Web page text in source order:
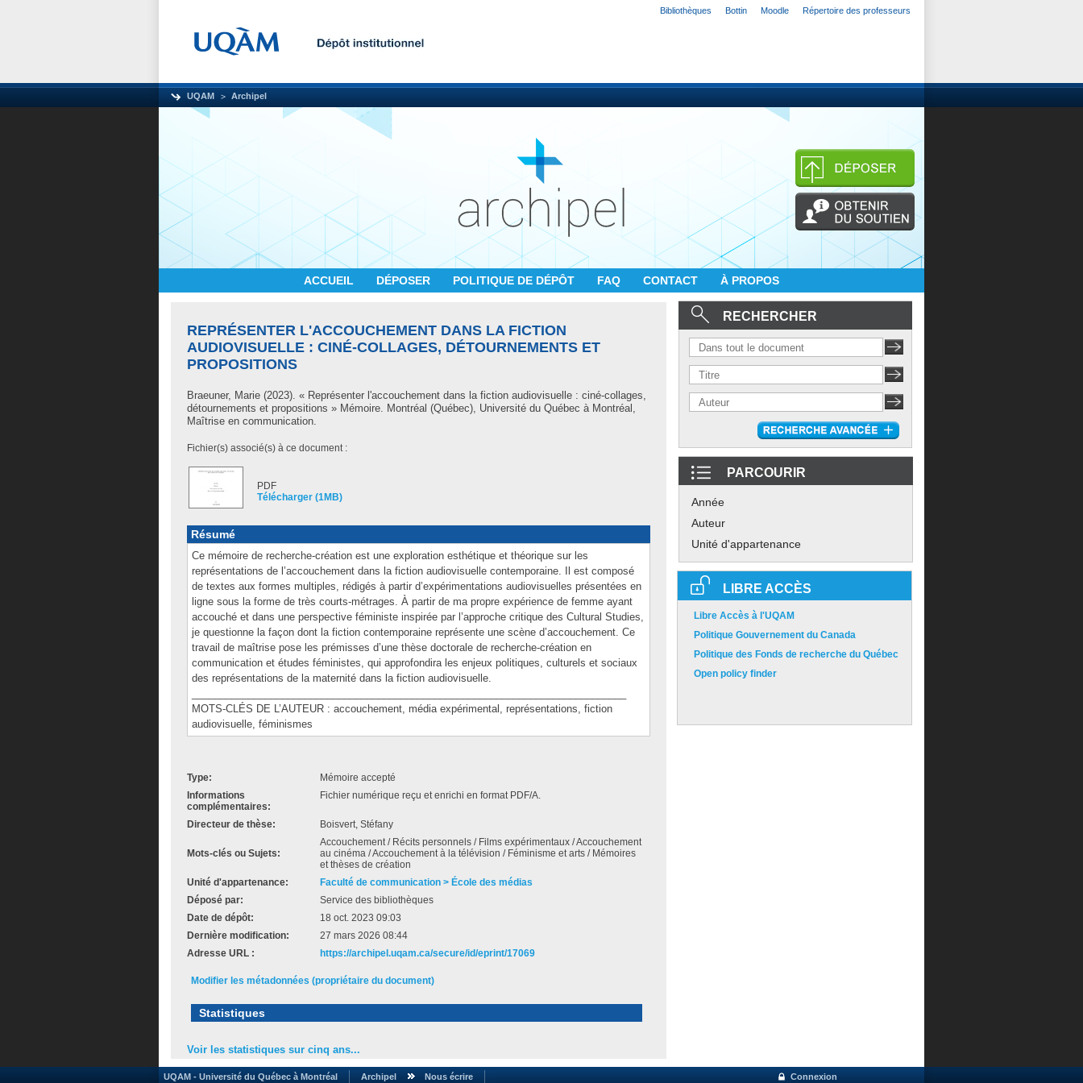
Bibliothèques Bottin Moodle Répertoire des professeurs
UQAM Archipel
ACCUEIL DÉPOSER POLITIQUE DE DÉPÔT FAQ CONTACT À PROPOS
REPRÉSENTER L'ACCOUCHEMENT DANS LA FICTION
AUDIOVISUELLE : CINÉ-COLLAGES, DÉTOURNEMENTS ET
PROPOSITIONS
Braeuner, Marie (2023). « Représenter l'accouchement dans la fiction audiovisuelle : ciné-collages,
détournements et propositions » Mémoire. Montréal (Québec), Université du Québec à Montréal,
Maîtrise en communication.
Fichier(s) associé(s) à ce document :
PDF
Télécharger (1MB)
Résumé
Ce mémoire de recherche-création est une exploration esthétique et théorique sur les
représentations de l’accouchement dans la fiction audiovisuelle contemporaine. Il est composé
de textes aux formes multiples, rédigés à partir d’expérimentations audiovisuelles présentées en
ligne sous la forme de très courts-métrages. À partir de ma propre expérience de femme ayant
accouché et dans une perspective féministe inspirée par l’approche critique des Cultural Studies,
je questionne la façon dont la fiction contemporaine représente une scène d’accouchement. Ce
travail de maîtrise pose les prémisses d’une thèse doctorale de recherche-création en
communication et études féministes, qui approfondira les enjeux politiques, culturels et sociaux
des représentations de la maternité dans la fiction audiovisuelle.
MOTS-CLÉS DE L’AUTEUR : accouchement, média expérimental, représentations, fiction
audiovisuelle, féminismes
Type:
Mémoire accepté
Informations
complémentaires:
Fichier numérique reçu et enrichi en format PDF/A.
Directeur de thèse: Boisvert, Stéfany
Mots-clés ou Sujets:
Accouchement / Récits personnels / Films expérimentaux / Accouchement
au cinéma / Accouchement à la télévision / Féminisme et arts / Mémoires
et thèses de création
Unité d'appartenance:
Faculté de communication > École des médias
Déposé par:
Service des bibliothèques
Date de dépôt:
18 oct. 2023 09:03
Dernière modification:
27 mars 2026 08:44
Adresse URL :
https://archipel.uqam.ca/secure/id/eprint/17069
Modifier les métadonnées (propriétaire du document)
Statistiques
Voir les statistiques sur cinq ans...
RECHERCHER
PARCOURIR
Année
Auteur
Unité d'appartenance
LIBRE ACCÈS
Libre Accès à l'UQAM
Politique Gouvernement du Canada
Politique des Fonds de recherche du Québec
Open policy finder
UQAM - Université du Québec à Montréal Archipel Nous écrire Connexion